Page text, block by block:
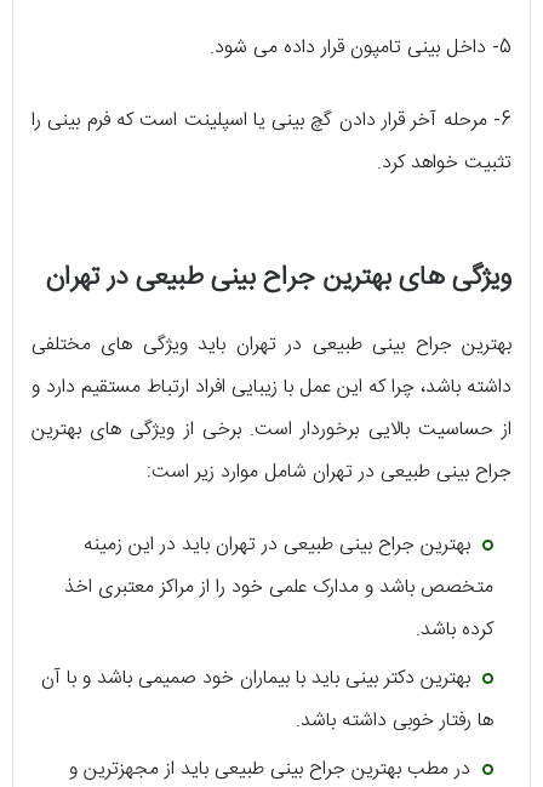
5- داخل بینی تامپون قرار داده می شود.
6- مرحله آخر قرار دادن گچ بینی یا اسپلینت است که فرم بینی را
تثبیت خواهد کرد.
ویژگی های بهترین جراح بینی طبیعی در تهران
بهترین جراح بینی طبیعی در تهران باید ویژگی های مختلفی
داشته باشد، چرا که این عمل با زیبایی افراد ارتباط مستقیم دارد و
از حساسیت بالایی برخوردار است. برخی از ویژگی های بهترین
جراح بینی طبیعی در تهران شامل موارد زیر است:
بهترین جراح بینی طبیعی در تهران باید در این زمینه
متخصص باشد و مدارک علمی خود را از مراکز معتبری اخذ
کرده باشد.
بهترین دکتر بینی باید با بیماران خود صمیمی باشد و با آن
ها رفتار خوبی داشته باشد.
در مطب بهترین جراح بینی طبیعی باید از مجهزترین و